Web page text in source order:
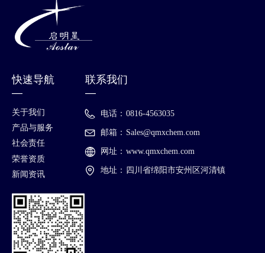
快速导航
—
关于我们
产品与服务
社会责任
荣誉资质
新闻资讯
联系我们
—
电话： 0816-4563035
邮箱： Sales@qmxchem.com
网址： www.qmxchem.com
地址： 四川省绵阳市安州区河清镇